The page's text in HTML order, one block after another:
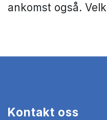
ankomst også.
Kontakt oss